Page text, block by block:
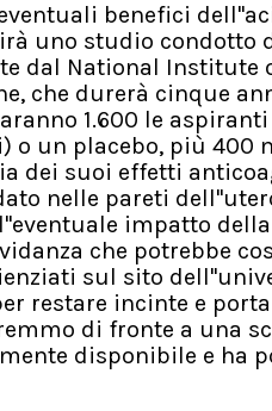
benefici
uno studio condotto
dal National Institute
che durerà cinque
1.600 le
o un placebo, più 400
dei suoi effetti
nelle pareti
impatto
che potrebbe
sul sito
restare incinte e
di fronte a una
disponibile e ha